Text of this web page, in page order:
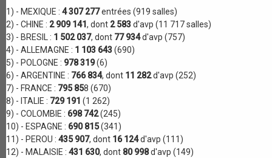
1) - MEXIQUE : 4 307 277entrées (919 salles)
2) - CHINE : 2 909 141 , dont 2 583d'avp (11 717 salles)
3) - BRESIL : 1 502 037, dont 77 934d'avp (757)
4) - ALLEMAGNE : 1 103 643(690)
5) - POLOGNE : 978 319(6)
6) - ARGENTINE : 766 834, dont 11 282d'avp (252)
7) - FRANCE : 795 858 (670)
8) - ITALIE : 729 191 (1 262)
9) - COLOMBIE : 698 742(245)
10) - ESPAGNE : 690 815(341)
11) - PEROU : 435 907, dont 16 124d'avp (111)
12) - MALAISIE : 431 630, dont 80 998d'avp (149)